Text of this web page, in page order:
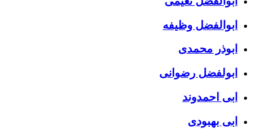
ابوالفضل وظیفه
ابوذر محمدی
ابولفضل رضوانی
ابی احمدوند
ابی بهبودی